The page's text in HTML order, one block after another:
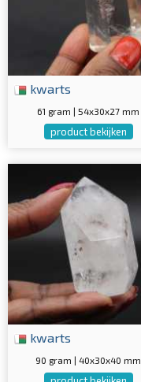
kwarts
61 gram | 54x30x27 mm
product bekijken
kwarts
90 gram | 40x30x40 mm